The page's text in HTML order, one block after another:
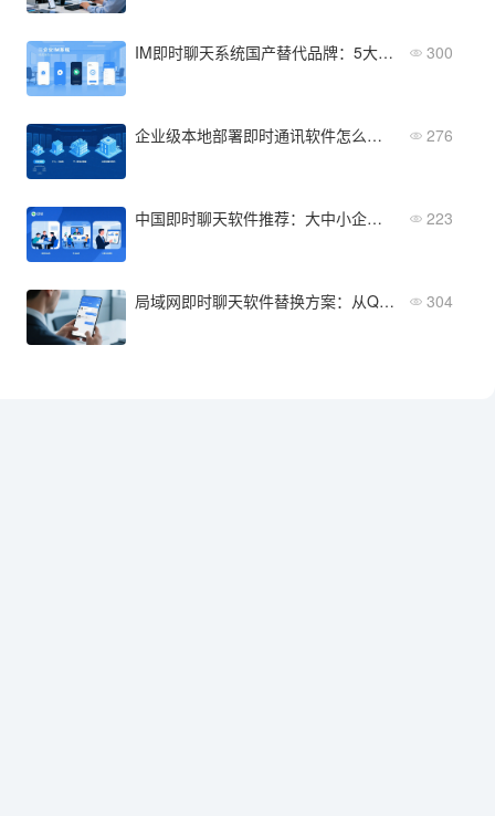
IM即时聊天系统国产替代品牌：5大本土产品功能差异分析 300
企业级本地部署即时通讯软件怎么选？不同规模的适配方案 276
中国即时聊天软件推荐：大中小企业如何选型？ 223
局域网即时聊天软件替换方案：从QQ/钉钉到专业系统的迁移指南 304